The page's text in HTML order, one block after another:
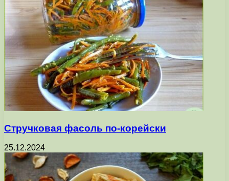
Стручковая фасоль по-корейски
25.12.2024